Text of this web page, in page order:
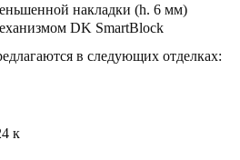
накладки (h. 6 мм)
DK SmartBlock
в следующих отделках:
к